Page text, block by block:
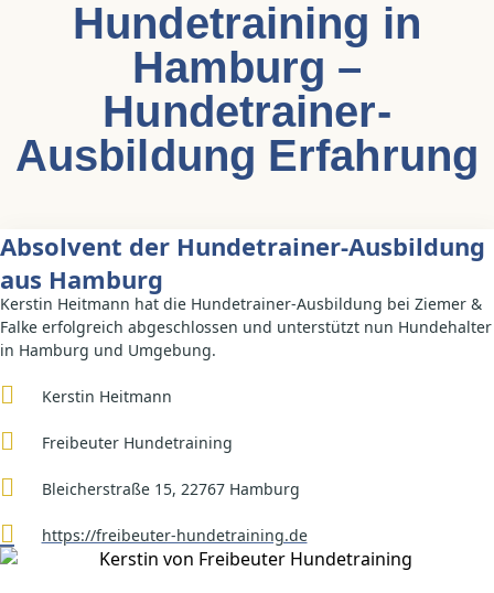
Hundetraining in
Hamburg –
Hundetrainer-
Ausbildung Erfahrung
Absolvent der Hundetrainer-Ausbildung
aus Hamburg
Kerstin Heitmann hat die Hundetrainer-Ausbildung bei Ziemer &
Falke erfolgreich abgeschlossen und unterstützt nun Hundehalter
in Hamburg und Umgebung.
Kerstin Heitmann
Freibeuter Hundetraining
Bleicherstraße 15, 22767 Hamburg
https://freibeuter-hundetraining.de